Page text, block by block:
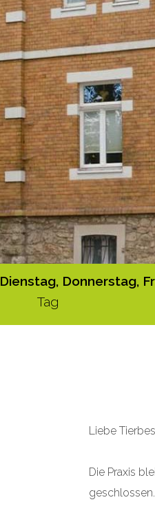
Dienstag, Donnerstag,
Tag
Liebe
Die Praxis
geschlossen.